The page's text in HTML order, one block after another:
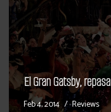
El Gran Gatsby,
Feb 4, 2014 Reviews